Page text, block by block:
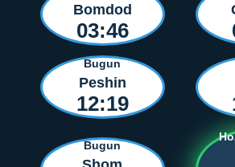
Bomdod
03:46
Bugun
Peshin
12:19
Bugun